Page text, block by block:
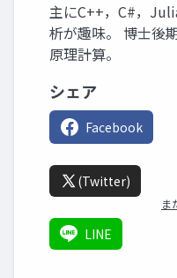
主にC++，C#，
析が趣味。 博士後
原理計算。
シェア
Facebook
(Twitter)
ま
LINE